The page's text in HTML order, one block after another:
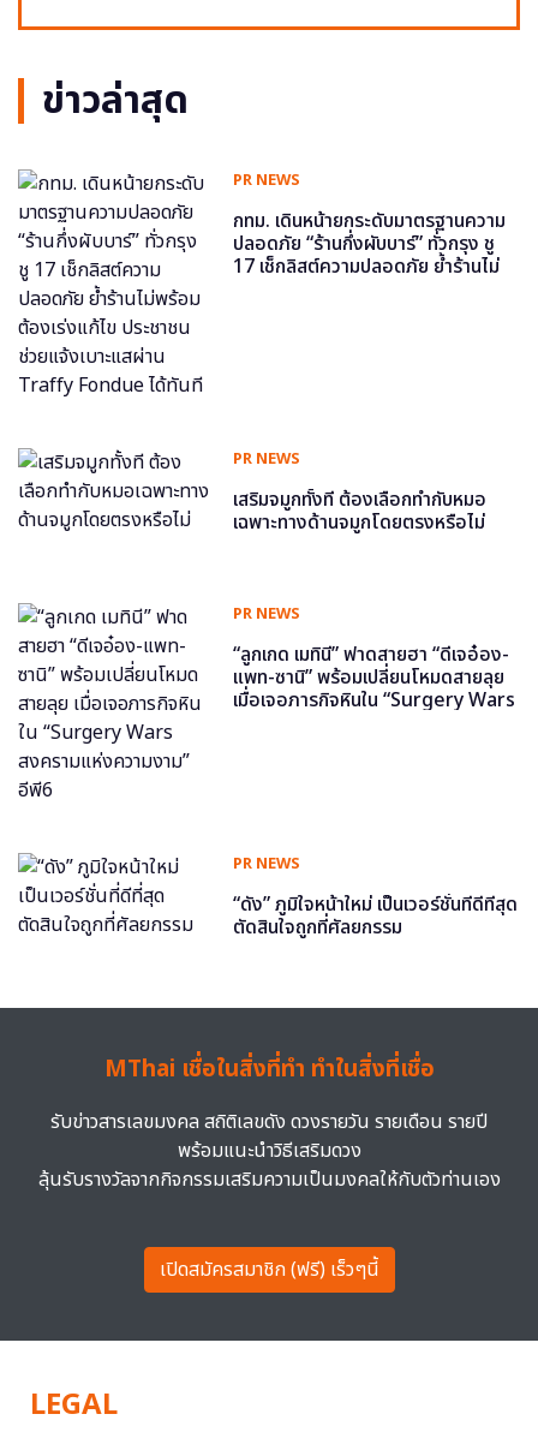
ข่าวล่าสุด
PR NEWS
กทม. เดินหน้ายกระดับมาตรฐานความ
ปลอดภัย “ร้านกึ่งผับบาร์” ทั่วกรุง ชู
17 เช็กลิสต์ความปลอดภัย ย้ำร้านไม่
PR NEWS
เสริมจมูกทั้งที ต้องเลือกทำกับหมอ
เฉพาะทางด้านจมูกโดยตรงหรือไม่
PR NEWS
“ลูกเกด เมทินี” ฟาดสายฮา “ดีเจอ๋อง-
แพท-ซานิ” พร้อมเปลี่ยนโหมดสายลุย
เมื่อเจอภารกิจหินใน “Surgery Wars
PR NEWS
“ดัง” ภูมิใจหน้าใหม่ เป็นเวอร์ชั่นที่ดีที่สุด
ตัดสินใจถูกที่ศัลยกรรม
MThai เชื่อในสิ่งที่ทำ ทำในสิ่งที่เชื่อ
รับข่าวสารเลขมงคล สถิติเลขดัง ดวงรายวัน รายเดือน รายปี
พร้อมแนะนำวิธีเสริมดวง
ลุ้นรับรางวัลจากกิจกรรมเสริมความเป็นมงคลให้กับตัวท่านเอง
เปิดสมัครสมาชิก (ฟรี) เร็วๆนี้
LEGAL